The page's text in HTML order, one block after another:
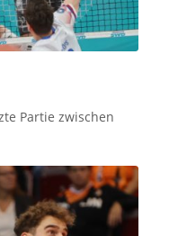
Partie zwischen